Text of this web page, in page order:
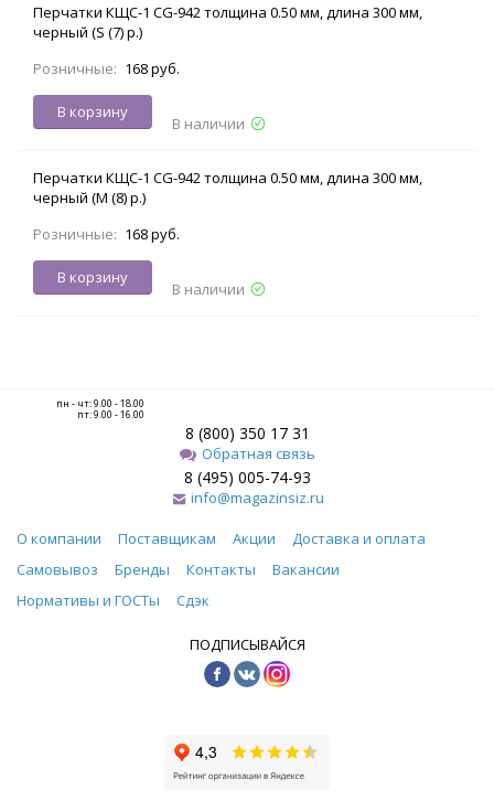
Перчатки КЩС-1 CG-942 толщина 0.50 мм, длина 300 мм,
черный (S (7) р.)
Розничные: 168 руб.
В корзину
В наличии
Перчатки КЩС-1 CG-942 толщина 0.50 мм, длина 300 мм,
черный (M (8) р.)
Розничные: 168 руб.
В корзину
В наличии
пн - чт: 9.00 - 18.00
пт: 9.00 - 16.00
8 (800) 350 17 31
Обратная связь
8 (495) 005-74-93
info@magazinsiz.ru
О компании Поставщикам Акции
Доставка и оплата
Самовывоз
Бренды Контакты
Вакансии
Нормативы и ГОСТы
Сдэк
ПОДПИСЫВАЙСЯ